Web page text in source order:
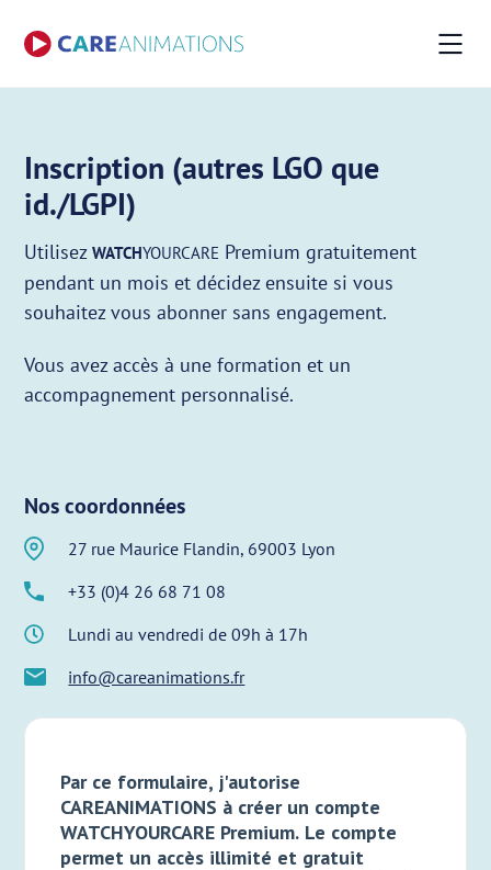
Inscription (autres LGO que
id./LGPI)
UtilisezWATCHYOURCARE Premium gratuitement
pendant un mois et décidez ensuite si vous
souhaitez vous abonner sans engagement.
Vous avez accès à une formation et un
accompagnement personnalisé.
Nos coordonnées
27 rue Maurice Flandin, 69003 Lyon
+33 (0)4 26 68 71 08
Lundi au vendredi de 09h à 17h
info@careanimations.fr